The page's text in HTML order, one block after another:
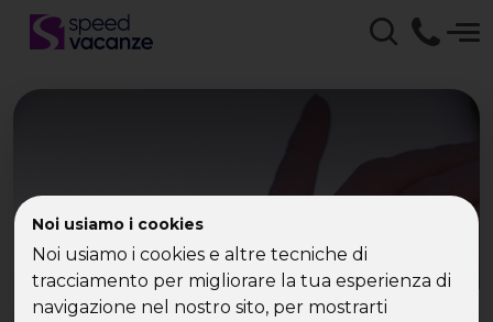
Noi usiamo i cookies
Noi usiamo i cookies e altre tecniche di
tracciamento per migliorare la tua esperienza di
navigazione nel nostro sito, per mostrarti
Il Ponte dell’Immacolata
è in crociera